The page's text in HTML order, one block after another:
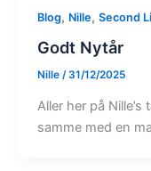
Blog, Nille, Second
Godt Nytår
Nille /31/12/2025
Aller her på
samme med en